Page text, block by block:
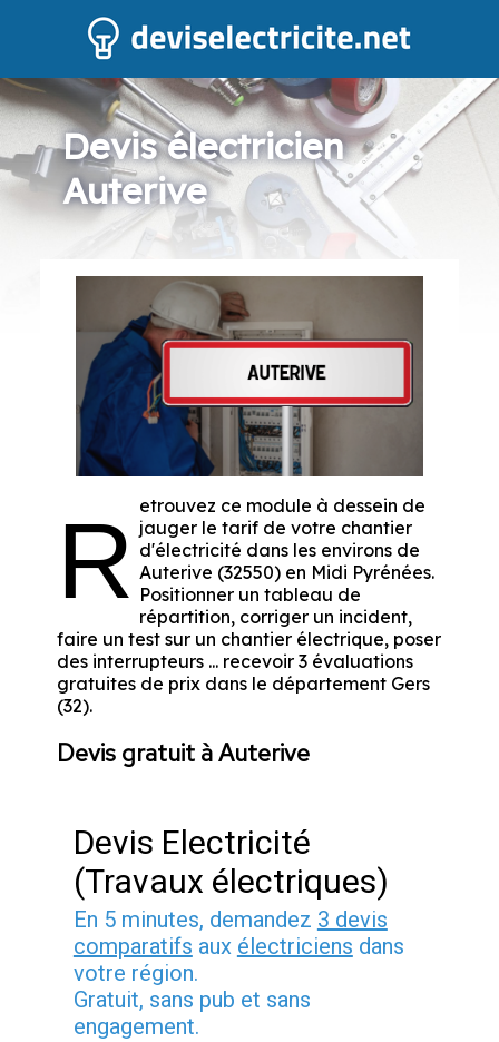
Devis électricien
Auterive
R etrouvez ce module à dessein de
jauger le tarif de votre chantier
d'électricité dans les environs de
Auterive (32550) en Midi Pyrénées.
Positionner un tableau de
répartition, corriger un incident,
faire un test sur un chantier électrique, poser
des interrupteurs ... recevoir 3 évaluations
gratuites de prix dans le département Gers
(32).
Devis gratuit à Auterive
Devis Electricité
(Travaux électriques)
En 5 minutes, demandez 3 devis
comparatifs aux électriciens dans
votre région.
Gratuit, sans pub et sans
engagement.